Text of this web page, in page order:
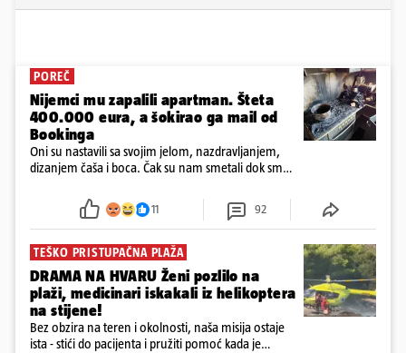
POREČ
Nijemci mu zapalili apartman. Šteta
400.000 eura, a šokirao ga mail od
Bookinga
Oni su nastavili sa svojim jelom, nazdravljanjem,
dizanjem čaša i boca. Čak su nam smetali dok smo
požar, rekao je vlasnik
11 92
TEŠKO PRISTUPAČNA PLAŽA
DRAMA NA HVARU Ženi pozlilo na
plaži, medicinari iskakali iz helikoptera
na stijene!
Bez obzira na teren i okolnosti, naša misija ostaje
ista - stići do pacijenta i pružiti pomoć kada je